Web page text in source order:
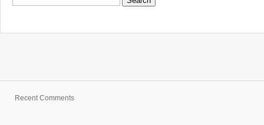
for:
Recent Comments